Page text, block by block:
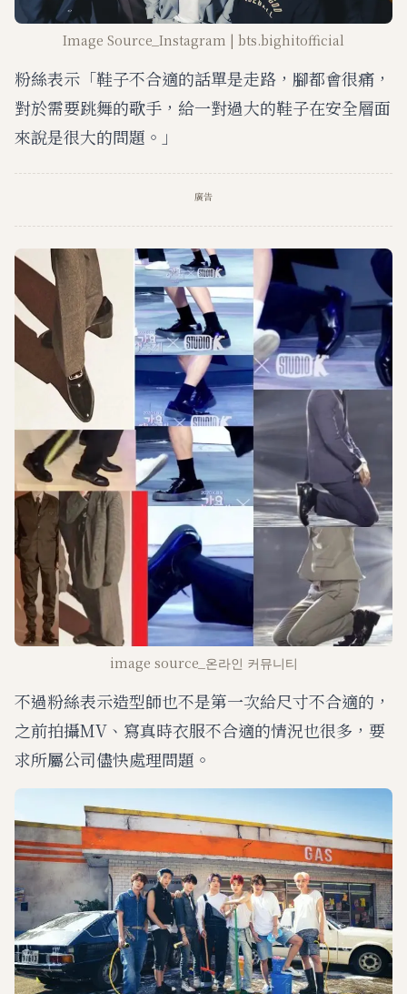
Image Source_Instagram | bts.bighitofficial
粉絲表示「鞋子不合適的話單是走路，腳都會很痛，
對於需要跳舞的歌手，給一對過大的鞋子在安全層面
來說是很大的問題。」
廣告
image source_온라인 커뮤니티
不過粉絲表示造型師也不是第一次給尺寸不合適的，
之前拍攝MV、寫真時衣服不合適的情況也很多，要
求所屬公司儘快處理問題。